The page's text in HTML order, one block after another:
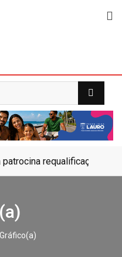
patrocina requalificação do